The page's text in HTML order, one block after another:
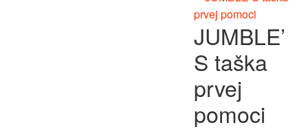
JUMBLE’
S taška
prvej
pomoci